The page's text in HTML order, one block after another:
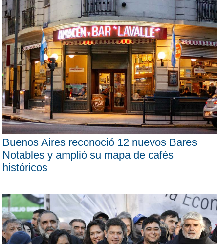
Buenos Aires reconoció 12 nuevos Bares
Notables y amplió su mapa de cafés
históricos